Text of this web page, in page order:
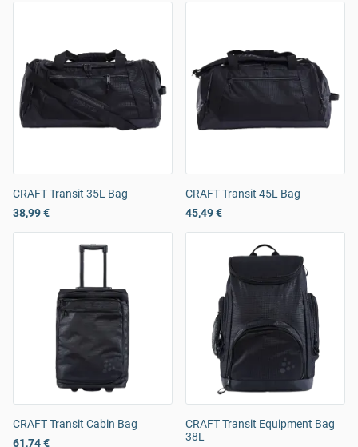
CRAFT Transit 35L Bag
38,99 €
CRAFT Transit 45L Bag
45,49 €
CRAFT Transit Cabin Bag
61,74 €
CRAFT Transit Equipment Bag
38L